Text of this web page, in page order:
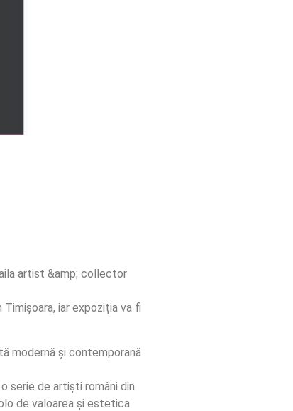
artist &amp; collector
iar expoziția va fi
modernă și contemporană
serie de artiști români din
de valoarea și estetica